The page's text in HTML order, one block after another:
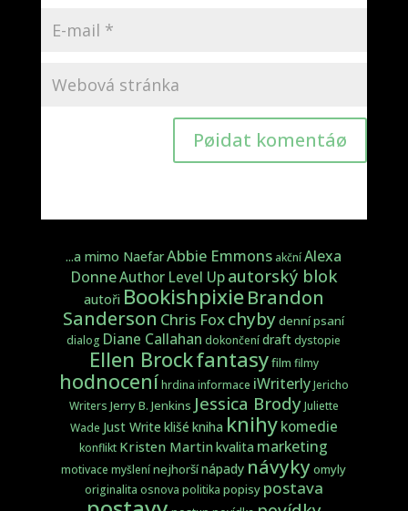
Pøidat komentáø
...a mimo NaefarAbbie Emmons akční Alexa
DonneAuthor Level Upautorský blok
autoři BookishpixieBrandon
Sanderson Chris Foxchybydenní psaní
dialog Diane Callahan dokončení draft dystopie
Ellen Brockfantasyfilm filmy
hodnoceníhrdina informace iWriterlyJericho
Writers Jerry B. Jenkins Jessica BrodyJuliette
Wade Just Write klišé kniha knihykomedie
konflikt Kristen Martinkvalita marketing
motivace myšlení nejhoršínápady návyky omyly
originalita osnova politika popisy postava